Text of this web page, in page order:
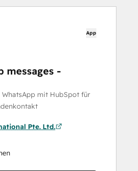
App
messages -
WhatsApp mit HubSpot für
Pte. Ltd.